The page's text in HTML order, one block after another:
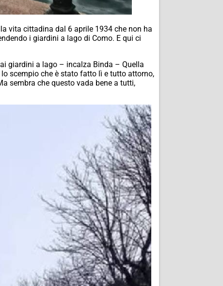
vita cittadina dal 6 aprile 1934 che non ha
i giardini a lago di Como. E qui ci
giardini a lago – incalza Binda – Quella
scempio che è stato fatto lì e tutto attorno,
sembra che questo vada bene a tutti,